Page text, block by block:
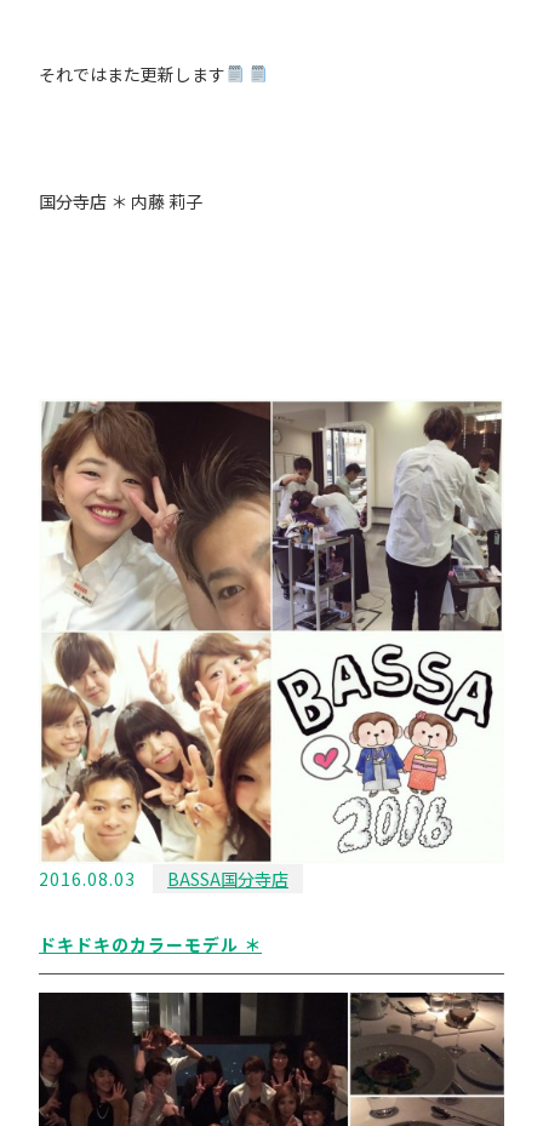
それではまた更新します
国分寺店 ＊ 内藤 莉子
2016.08.03 BASSA国分寺店
ドキドキのカラーモデル ＊